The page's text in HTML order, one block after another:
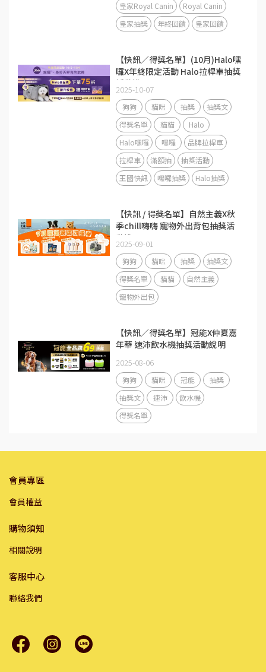
皇家Royal Canin
Royal Canin
皇家抽獎
年終回饋 皇家回饋
【快訊／得獎名單】(10月)Halo嘿
囉X年終限定活動 Halo拉桿車抽獎
活動說明
2025-10-07
狗狗 貓咪 抽獎
抽獎文
得獎名單
貓貓
Halo
Halo嘿囉
嘿囉
品牌拉桿車
拉桿車
滿額抽
抽獎活動
王國快訊
嘿囉抽獎 Halo抽獎
【快訊 / 得獎名單】自然主義X秋
季chill嗨嗨 寵物外出背包抽獎活
動說明
2025-09-01
狗狗 貓咪 抽獎
抽獎文
得獎名單
貓貓
自然主義
寵物外出包
【快訊／得獎名單】冠能X仲夏嘉
年華 速沛飲水機抽獎活動說明
2025-08-06
狗狗 貓咪 冠能
抽獎
抽獎文
速沛
飲水機
得獎名單
會員專區
會員權益
購物須知
相關說明
客服中心
聯絡我們